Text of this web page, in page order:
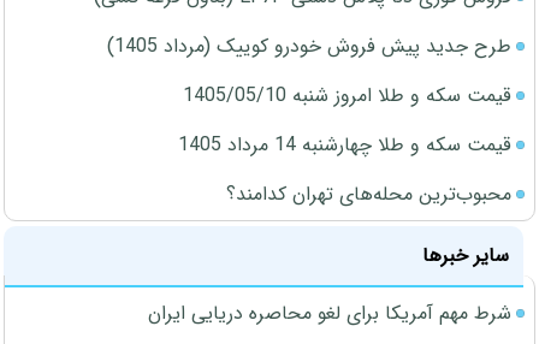
طرح جدید پیش فروش خودرو کوییک (مرداد 1405)
قیمت سکه و طلا امروز شنبه 1405/05/10
قیمت سکه و طلا چهارشنبه 14 مرداد 1405
محبوب‌ترین محله‌های تهران کدامند؟
سایر خبرها
شرط مهم آمریکا برای لغو محاصره دریایی ایران